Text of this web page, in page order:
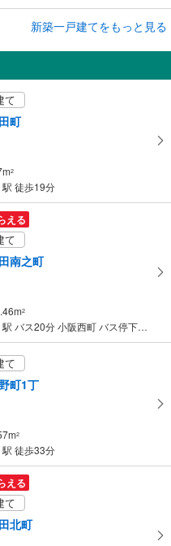
緑町1丁
徒歩27分
新築一戸建てをもっと見る
て
町
2
徒歩19分
える
て
南之町
2
阪和線 「鳳」駅 バス20分 小阪西町 バス停下車 徒歩11分
て
町1丁
2
徒歩33分
える
て
北町